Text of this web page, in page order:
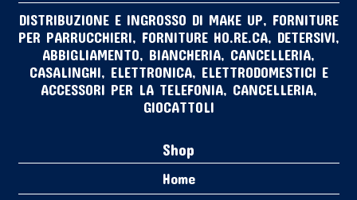
DISTRIBUZIONE E INGROSSO DI MAKE UP, FORNITURE
PER PARRUCCHIERI, FORNITURE HO.RE.CA, DETERSIVI,
ABBIGLIAMENTO, BIANCHERIA, CANCELLERIA,
CASALINGHI, ELETTRONICA, ELETTRODOMESTICI E
ACCESSORI PER LA TELEFONIA, CANCELLERIA,
GIOCATTOLI
Shop
Home